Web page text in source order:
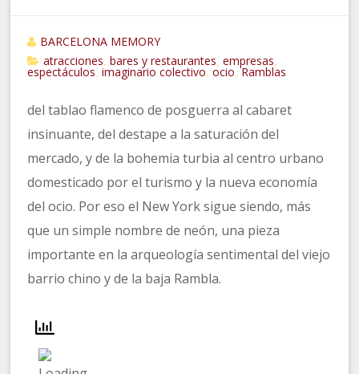
BARCELONA MEMORY
atracciones bares y restaurantes ,empresas
espectáculos ,imaginario colectivo ,ocio Ramblas
del tablao flamenco de posguerra al cabaret
insinuante, del destape a la saturación del
mercado, y de la bohemia turbia al centro urbano
domesticado por el turismo y la nueva economía
del ocio. Por eso el New York sigue siendo, más
que un simple nombre de neón, una pieza
importante en la arqueología sentimental del viejo
barrio chino y de la baja Rambla.